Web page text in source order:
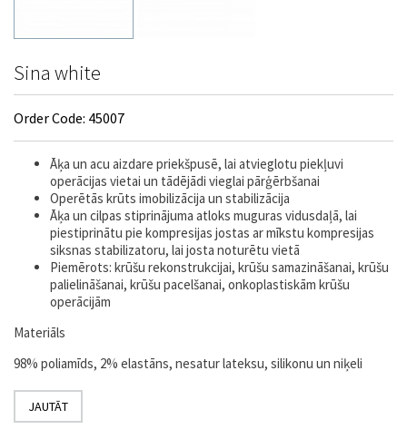
Sina white
Order Code: 45007
Āķa un acu aizdare priekšpusē, lai atvieglotu piekļuvi
operācijas vietai un tādējādi vieglai pārģērbšanai
Operētās krūts imobilizācija un stabilizācija
Āķa un cilpas stiprinājuma atloks muguras vidusdaļā, lai
piestiprinātu pie kompresijas jostas ar mīkstu kompresijas
siksnas stabilizatoru, lai josta noturētu vietā
Piemērots: krūšu rekonstrukcijai, krūšu samazināšanai, krūšu
palielināšanai, krūšu pacelšanai, onkoplastiskām krūšu
operācijām
Materiāls
98% poliamīds, 2% elastāns, nesatur lateksu, silikonu un niķeli
JAUTĀT